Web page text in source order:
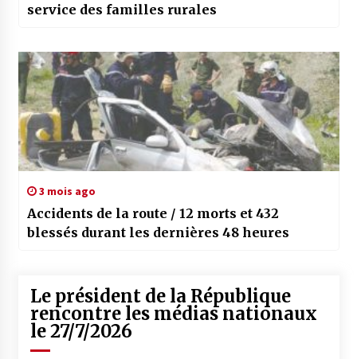
service des familles rurales
3 mois ago
Accidents de la route / 12 morts et 432
blessés durant les dernières 48 heures
Le président de la République
rencontre les médias nationaux
le 27/7/2026